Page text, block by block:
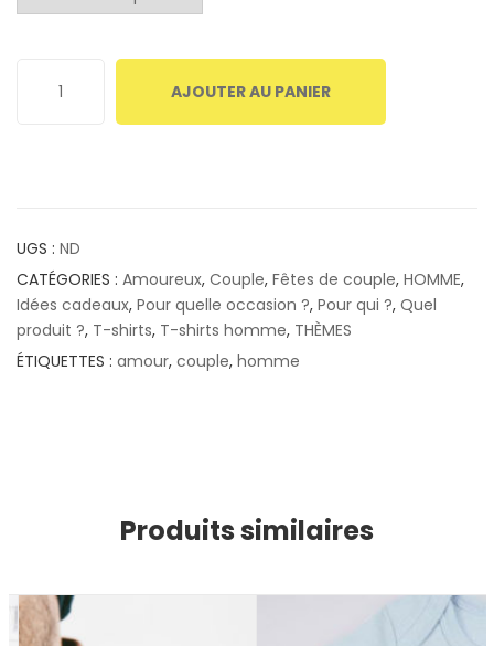
AJOUTER AU PANIER
UGS : ND
CATÉGORIES : Amoureux, Couple, Fêtes de couple, HOMME,
Idées cadeaux, Pour quelle occasion ?, Pour qui ?, Quel
produit ?, T-shirts, T-shirts homme, THÈMES
ÉTIQUETTES : amour, couple, homme
Produits similaires